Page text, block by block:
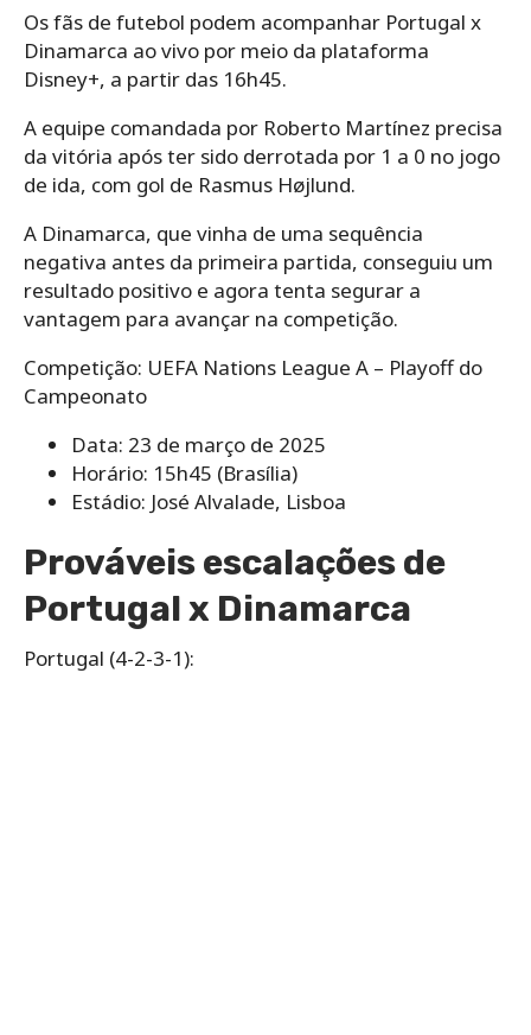
Os fãs de futebol podem acompanhar Portugal x
Dinamarca ao vivo por meio da plataforma
Disney+, a partir das 16h45.
A equipe comandada por Roberto Martínez precisa
da vitória após ter sido derrotada por 1 a 0 no jogo
de ida, com gol de Rasmus Højlund.
A Dinamarca, que vinha de uma sequência
negativa antes da primeira partida, conseguiu um
resultado positivo e agora tenta segurar a
vantagem para avançar na competição.
Competição: UEFA Nations League A – Playoff do
Campeonato
Data: 23 de março de 2025
Horário: 15h45 (Brasília)
Estádio: José Alvalade, Lisboa
Prováveis escalações de
Portugal x Dinamarca
Portugal (4-2-3-1):